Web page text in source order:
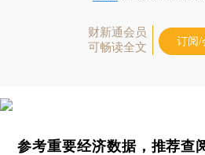
财新通会员
可畅读全文
订阅/
参考重要经济数据，推荐查